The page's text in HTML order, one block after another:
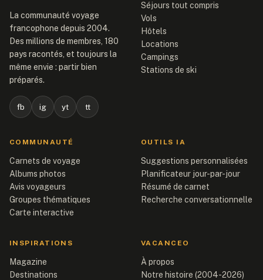
La communauté voyage
francophone depuis 2004.
Des millions de membres, 180
pays racontés, et toujours la
même envie : partir bien
préparés.
fb ig yt tt
Séjours tout compris
Vols
Hôtels
Locations
Campings
Stations de ski
COMMUNAUTÉ
Carnets de voyage
Albums photos
Avis voyageurs
Groupes thématiques
Carte interactive
OUTILS IA
Suggestions personnalisées
Planificateur jour-par-jour
Résumé de carnet
Recherche conversationnelle
INSPIRATIONS
Magazine
Destinations
VACANCEO
À propos
Notre histoire (2004-2026)